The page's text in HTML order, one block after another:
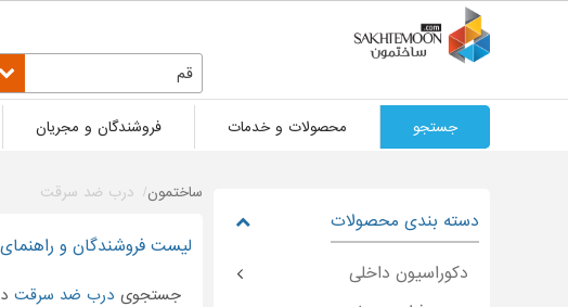
قم
جستجو محصولات و خدمات فروشندگان و مجریان
ساختمون درب ضد سرقت
لیست فروشندگان و
جستجوی درب ضد سرقت
دسته بندی محصولات
دکوراسیون داخلی